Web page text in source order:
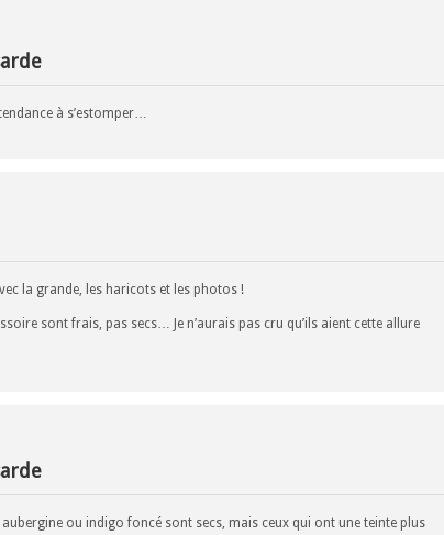
à s’estomper…
la grande, les haricots et les photos !
sont frais, pas secs… Je n’aurais pas cru qu’ils aient cette allure
ou indigo foncé sont secs, mais ceux qui ont une teinte plus